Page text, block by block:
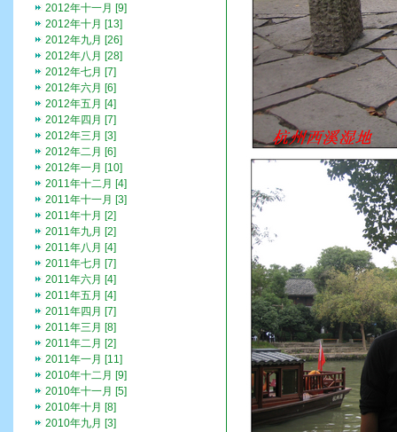
2012年十一月 [9]
2012年十月 [13]
2012年九月 [26]
2012年八月 [28]
2012年七月 [7]
2012年六月 [6]
2012年五月 [4]
2012年四月 [7]
2012年三月 [3]
2012年二月 [6]
2012年一月 [10]
2011年十二月 [4]
2011年十一月 [3]
2011年十月 [2]
2011年九月 [2]
2011年八月 [4]
2011年七月 [7]
2011年六月 [4]
2011年五月 [4]
2011年四月 [7]
2011年三月 [8]
2011年二月 [2]
2011年一月 [11]
2010年十二月 [9]
2010年十一月 [5]
2010年十月 [8]
2010年九月 [3]